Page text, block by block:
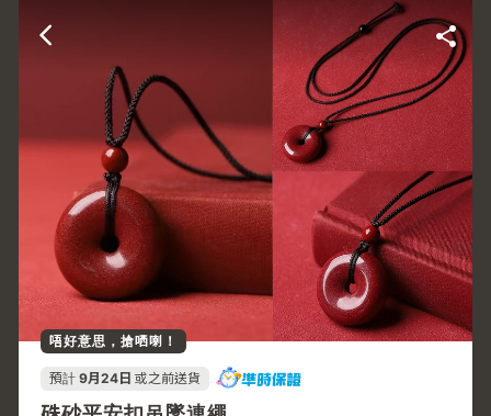
唔好意思，搶哂喇！
預計 9月24日 或之前送貨